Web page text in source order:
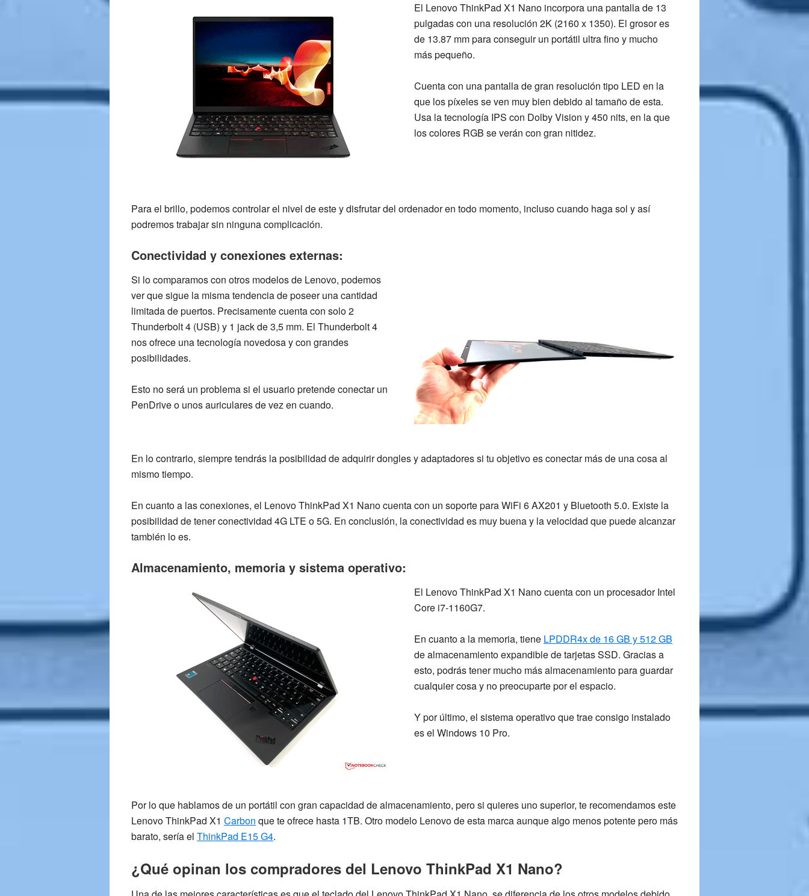
El Lenovo ThinkPad X1 Nano incorpora una pantalla de 13
pulgadascon una resolución 2K (2160 x 1350). El grosor es
de 13.87 mmpara conseguir un portátil ultra fino y mucho
más pequeño.
Cuenta con una pantalla de gran resolución tipo LED en la
que los píxeles se ven muy bien debido al tamaño de esta.
Usa latecnología IPS con Dolby Vision y450 nits, en la que
loscolores RGB se verán con gran nitidez.
Para el brillo, podemos controlar el nivel de este y disfrutar del ordenador en todo momento, incluso cuando haga sol y así
podremos trabajar sin ninguna complicación.
Conectividad y conexiones externas:
Si lo comparamos con otros modelos de Lenovo, podemos
ver que sigue la misma tendencia de poseer una cantidad
limitada de puertos. Precisamente cuenta con solo2
Thunderbolt 4 (USB) y 1 jack de 3,5 mm. El Thunderbolt 4
nos ofrece una tecnología novedosa y con grandes
posibilidades.
Esto no será un problema si el usuario pretende conectar un
PenDrive o unos auriculares de vez en cuando.
En lo contrario, siempre tendrás la posibilidad de adquirir dongles y adaptadores si tu objetivo es conectar más de una cosa al
mismo tiempo.
En cuanto a las conexiones, el Lenovo ThinkPad X1 Nanocuenta con un soporte paraWiFi 6 AX201 y Bluetooth 5.0. Existe la
posibilidad de tener conectividad 4G LTE o 5G. En conclusión, la conectividad es muy buena y la velocidad que puede alcanzar
también lo es.
Almacenamiento, memoria y sistema operativo:
El Lenovo ThinkPad X1 Nanocuenta con un procesador Intel
Core i7-1160G7.
En cuanto a la memoria, tiene LPDDR4x de 16 GB y 512 GB
de almacenamiento expandible de tarjetas SSD. Gracias a
esto, podrás tener mucho más almacenamiento para guardar
cualquier cosa y no preocuparte por el espacio.
Y por último, el sistema operativo que trae consigo instalado
es el Windows 10 Pro.
Por lo que hablamos de un portátil con gran capacidad de almacenamiento, pero si quieres uno superior, te recomendamos este
Lenovo ThinkPad X1 Carbon que te ofrece hasta 1TB. Otro modelo Lenovo de esta marca aunque algo menos potente pero más
barato, sería el ThinkPad E15 G4.
¿Qué opinan los compradores del Lenovo ThinkPad X1 Nano?